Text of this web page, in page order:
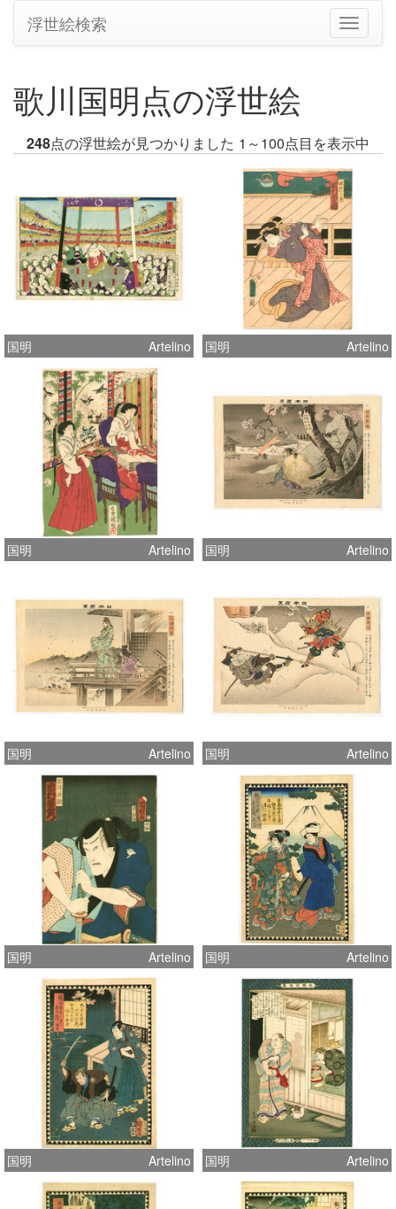
ナ
ビ
の
切
り
替
え
浮世絵検索
歌川国明点の浮世絵
248点の浮世絵が見つかりました 1～100点目を表示中
国明 Artelino 国明 Artelino
国明 Artelino 国明 Artelino
国明 Artelino 国明 Artelino
国明 Artelino 国明 Artelino
国明 Artelino 国明 Artelino